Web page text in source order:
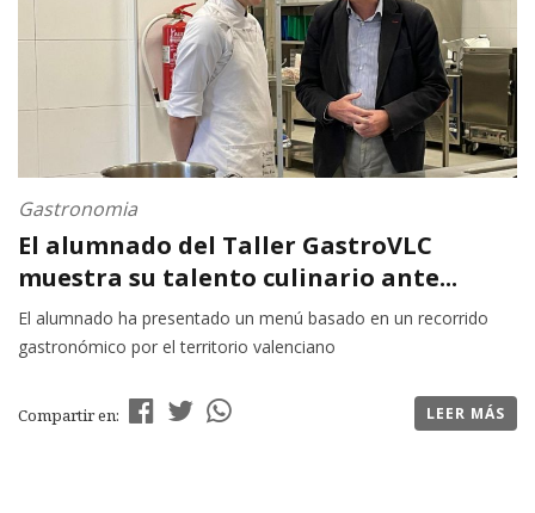
Gastronomia
El alumnado del Taller GastroVLC
muestra su talento culinario ante...
El alumnado ha presentado un menú basado en un recorrido
gastronómico por el territorio valenciano
Compartir en: LEER MÁS